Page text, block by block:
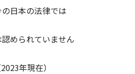
日本の法律では
められていません
2023年現在）